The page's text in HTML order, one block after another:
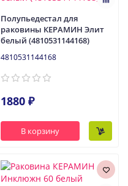
Полупьедестал для
раковины КЕРАМИН Элит
белый (4810531144168)
4810531144168
1880 ₽
В корзину